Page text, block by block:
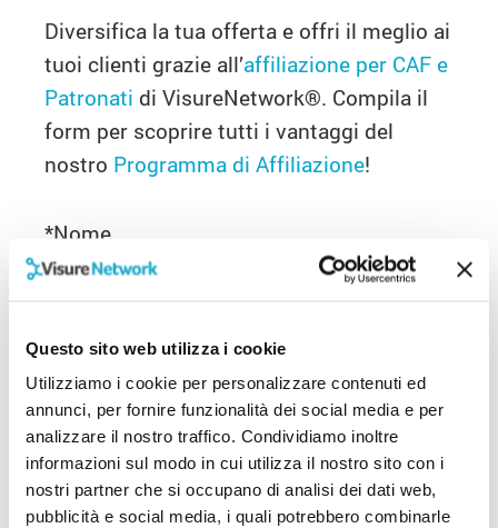
Questo sito web utilizza i cookie
Utilizziamo i cookie per personalizzare contenuti ed
annunci, per fornire funzionalità dei social media e per
analizzare il nostro traffico. Condividiamo inoltre
informazioni sul modo in cui utilizza il nostro sito con i
nostri partner che si occupano di analisi dei dati web,
pubblicità e social media, i quali potrebbero combinarle
Diversifica la tua offerta e offri il meglio ai
tuoi clienti grazie all’affiliazione per CAF e
Patronati di VisureNetwork®. Compila il
form per scoprire tutti i vantaggi del
nostro Programma di Affiliazione!
*Nome
*Società
*Affiliazione